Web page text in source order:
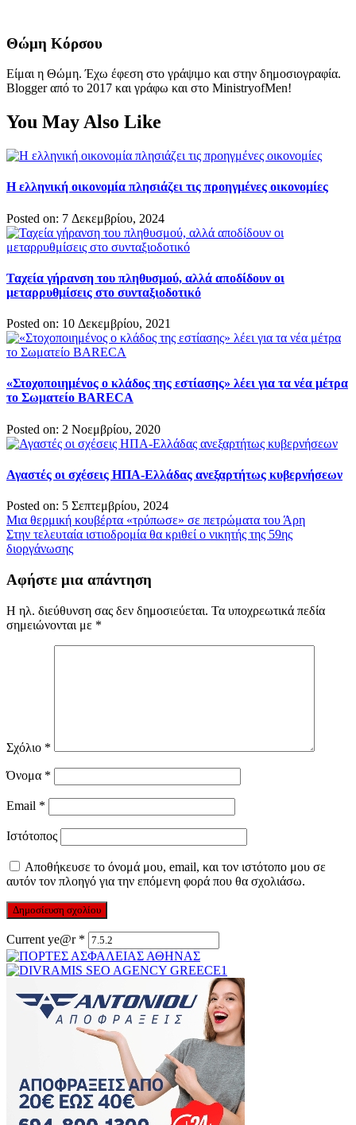
Θώμη Κόρσου
Είμαι η Θώμη. Έχω έφεση στο γράψιμο και στην δημοσιογραφία.
Blogger από το 2017 και γράφω και στο MinistryofMen!
You May Also Like
Η ελληνική οικονομία πλησιάζει τις προηγμένες οικονομίες
Posted on: 7 Δεκεμβρίου, 2024
Ταχεία γήρανση του πληθυσμού, αλλά αποδίδουν οι
μεταρρυθμίσεις στο συνταξιοδοτικό
Posted on: 10 Δεκεμβρίου, 2021
«Στοχοποιημένος ο κλάδος της εστίασης» λέει για τα νέα μέτρα
το Σωματείο BARECA
Posted on: 2 Νοεμβρίου, 2020
Αγαστές οι σχέσεις ΗΠΑ-Ελλάδας ανεξαρτήτως κυβερνήσεων
Posted on: 5 Σεπτεμβρίου, 2024
Πλοήγηση
άρθρων
Μια θερμική κουβέρτα «τρύπωσε» σε πετρώματα του Άρη
Στην τελευταία ιστιοδρομία θα κριθεί ο νικητής της 59ης
διοργάνωσης
Αφήστε μια απάντηση
Η ηλ. διεύθυνση σας δεν δημοσιεύεται. Τα υποχρεωτικά πεδία
σημειώνονται με *
Σχόλιο *
Όνομα *
Email *
Ιστότοπος
Αποθήκευσε το όνομά μου, email, και τον ιστότοπο μου σε
αυτόν τον πλοηγό για την επόμενη φορά που θα σχολιάσω.
Current ye@r *